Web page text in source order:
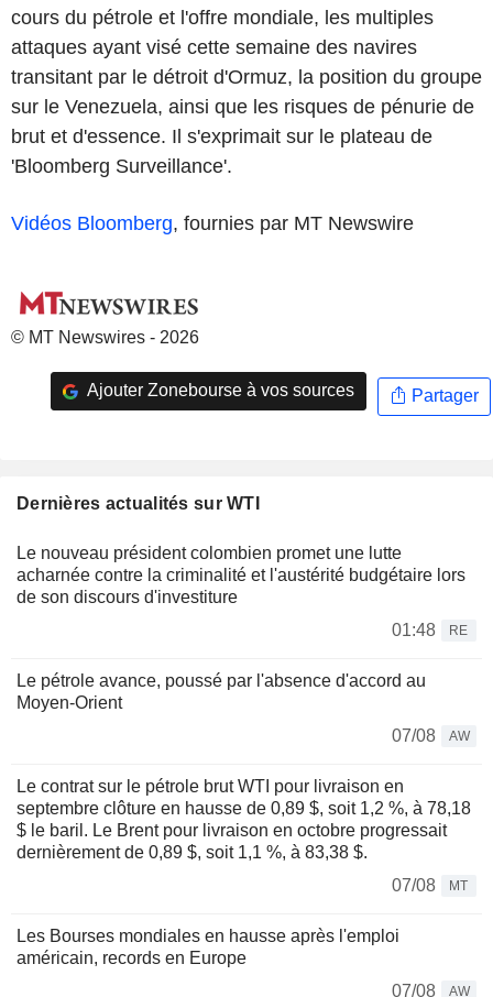
cours du pétrole et l'offre mondiale, les multiples
attaques ayant visé cette semaine des navires
transitant par le détroit d'Ormuz, la position du groupe
sur le Venezuela, ainsi que les risques de pénurie de
brut et d'essence. Il s'exprimait sur le plateau de
'Bloomberg Surveillance'.
Vidéos Bloomberg, fournies par MT Newswire
© MT Newswires - 2026
Ajouter Zonebourse à vos sources Partager
Dernières actualités sur WTI
Le nouveau président colombien promet une lutte
acharnée contre la criminalité et l'austérité budgétaire lors
de son discours d'investiture
01:48
RE
Le pétrole avance, poussé par l'absence d'accord au
Moyen-Orient
07/08
AW
Le contrat sur le pétrole brut WTI pour livraison en
septembre clôture en hausse de 0,89 $, soit 1,2 %, à 78,18
$ le baril. Le Brent pour livraison en octobre progressait
dernièrement de 0,89 $, soit 1,1 %, à 83,38 $.
07/08
MT
Les Bourses mondiales en hausse après l'emploi
américain, records en Europe
07/08
AW